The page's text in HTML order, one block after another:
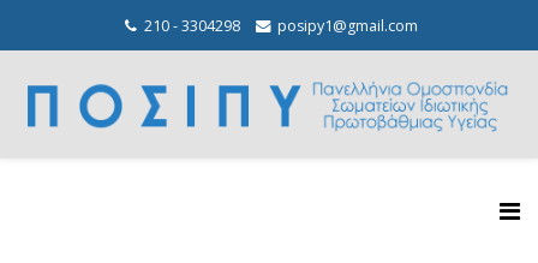
210 - 3304298 posipy1@gmail.com